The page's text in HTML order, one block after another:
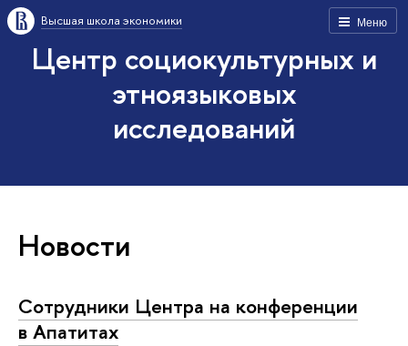
Меню
Высшая школа экономики
Центр социокультурных и
этноязыковых
исследований
Новости
Сотрудники Центра на конференции
в Апатитах